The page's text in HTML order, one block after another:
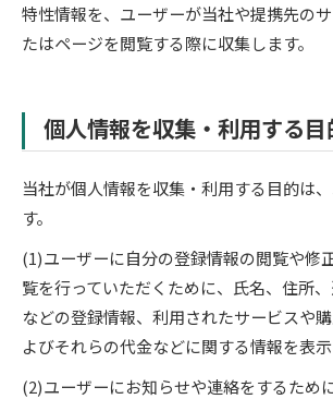
特性情報を、ユーザーが当社や提携先の
たはページを閲覧する際に収集します。
個人情報を収集・利用する目
当社が個人情報を収集・利用する目的は
す。
(1)ユーザーに自分の登録情報の閲覧や修
覧を行っていただくために、氏名、住所
などの登録情報、利用されたサービスや
よびそれらの代金などに関する情報を表
(2)ユーザーにお知らせや連絡をするため